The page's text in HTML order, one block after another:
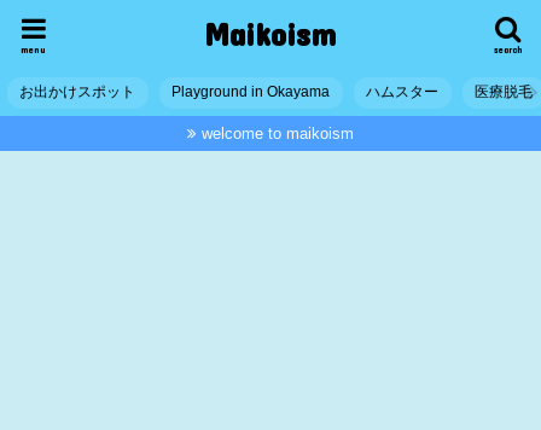
Maikoism search
menu
お出かけスポット Playground in Okayama ハムスター 医療脱毛
welcome to maikoism